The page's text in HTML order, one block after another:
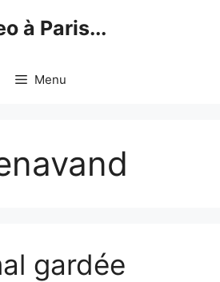
à Paris...
Menu
gardée